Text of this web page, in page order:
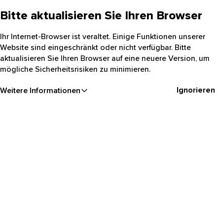
Bitte aktualisieren Sie Ihren Browser
Ihr Internet-Browser ist veraltet. Einige Funktionen unserer
Website sind eingeschränkt oder nicht verfügbar. Bitte
aktualisieren Sie Ihren Browser auf eine neuere Version, um
mögliche Sicherheitsrisiken zu minimieren.
Weitere Informationen Ignorieren